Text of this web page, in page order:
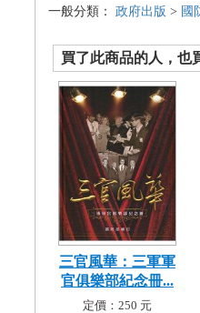
一般分類： 政府出版 > 國
買了此商品的人，也
三官風華：三軍軍
官俱樂部紀念冊...
定價：250 元